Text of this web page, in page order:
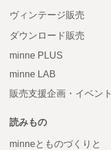
ヴィンテージ販売
ダウンロード販売
minne PLUS
minne LAB
販売支援企画・イベント
読みもの
minneとものづくりと